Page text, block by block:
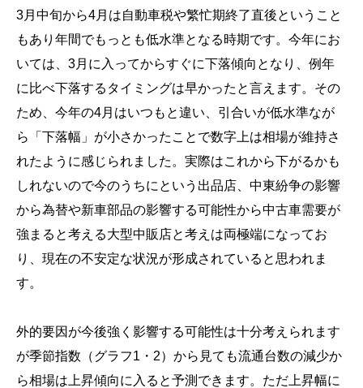
3月中旬から4月は自動車税や繁忙期終了直後ということ
もあり年間でもっとも低水準となる時期です。今年にお
いては、3月に入ってからすぐに下落傾向となり、例年
に比べ下落するタイミングは早かったと言えます。その
ため、今年の4月はいつもと違い、引合いが低水準なが
ら「下落幅」が小さかったことで数字上は相場が維持さ
れたように感じられました。実際はこれから下がるかも
しれないので今のうちにという出品店、中東紛争の影響
から為替や新車部品の影響する可能性から中古車需要が
強まると考える大型中販店と考えは両極端になってお
り、現在の不安定な状況が形成されていると思われま
す。
外的要因が今後強く影響する可能性は十分考えられます
が季節指数（グラフ1・2）から見ても流通台数の減少か
ら相場は上昇傾向に入ると予測できます。ただ上昇幅に